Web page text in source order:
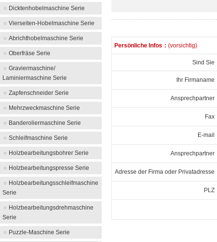
Dicktenhobelmaschine Serie
Vierseiten-Hobelmaschine Serie
Abrichthobelmaschine Serie
Oberfräse Serie
Graviermaschine/
Laminiermaschine Serie
Zapfenschneider Serie
Mehrzweckmaschine Serie
Banderoliermaschine Serie
Schleifmaschine Serie
Holzbearbeitungsbohrer Serie
Holzbearbeitungspresse Serie
Holzbearbeitungsschleifmaschine
Serie
Holzbearbeitungsdrehmaschine
Serie
Puzzle-Maschine Serie
Persönliche Infos： (vorsichtig)
Sind Sie
Ihr Firmaname
Ansprechpartner
Fax
E-mail
Ansprechpartner
Adresse der Firma oder Privatadresse
PLZ